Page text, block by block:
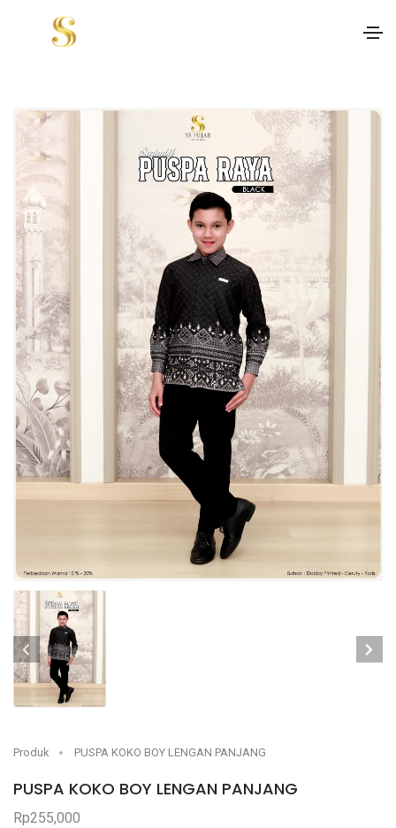
Produk PUSPA KOKO BOY LENGAN PANJANG
PUSPA KOKO BOY LENGAN PANJANG
Rp255,000